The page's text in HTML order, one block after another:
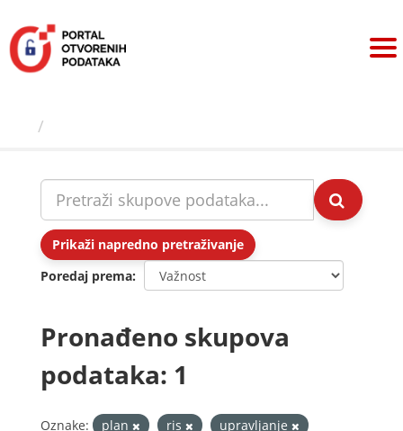
sadržaj
Prikaži napredno pretraživanje
Poredaj prema
Pronađeno skupova
podataka: 1
Oznake: plan ris
upravljanje